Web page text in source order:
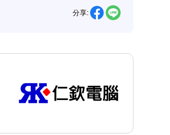
分享:
日期起算，部分商品保固時長可能有所差異，實